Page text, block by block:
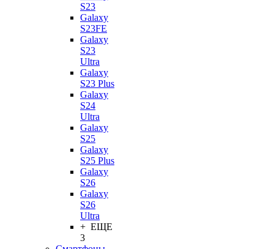
S23
Galaxy
S23FE
Galaxy
S23
Ultra
Galaxy
S23 Plus
Galaxy
S24
Ultra
Galaxy
S25
Galaxy
S25 Plus
Galaxy
S26
Galaxy
S26
Ultra
+ ЕЩЕ
3